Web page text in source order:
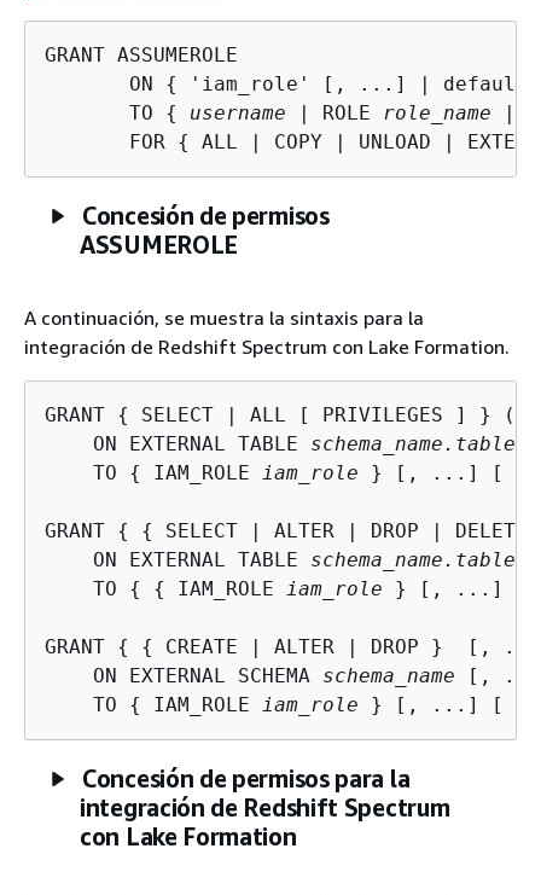
GRANT ASSUMEROLE
       ON
{
'iam_role' [, ...] | default
       TO
{ username | ROLE role_name |
       FOR
{ ALL | COPY | UNLOAD |
Concesión de permisos
ASSUMEROLE
A continuación, se muestra la sintaxis para la
integración de Redshift Spectrum con Lake Formation.
GRANT { SELECT | ALL [ PRIVILEGES ] } (
    ON EXTERNAL TABLE
    TO
{ IAM_ROLE iam_role } [, ...] [ WITH
GRANT { {
SELECT | ALTER | DROP |
    ON EXTERNAL TABLE
    TO
{ { IAM_ROLE iam_role } [, ...] |
GRANT { {
CREATE | ALTER | DROP }  [,
    ON EXTERNAL SCHEMA
schema_name [,
    TO
{ IAM_ROLE iam_role } [, ...] [
Concesión de permisos para la
integración de Redshift Spectrum
con Lake Formation